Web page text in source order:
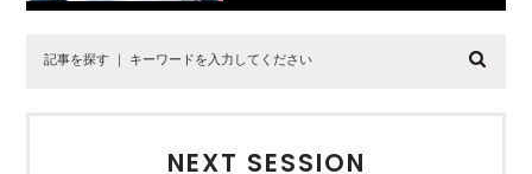
NEXT SESSION